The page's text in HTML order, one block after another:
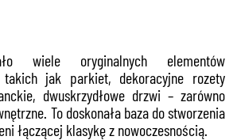
wiele oryginalnych elementów
takich jak parkiet, dekoracyjne rozety
dwuskrzydłowe drzwi – zarówno
To doskonała baza do stworzenia
łączącej klasykę z nowoczesnością.